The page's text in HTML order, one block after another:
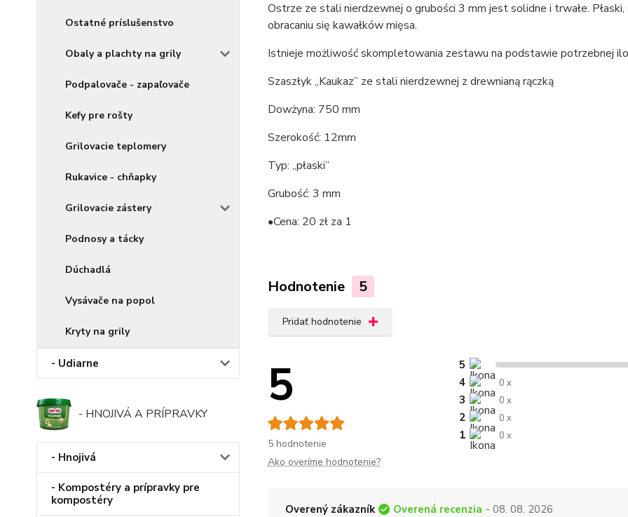
Ostatné príslušenstvo
Obaly a plachty na grily
Podpalovače - zapaľovače
Kefy pre rošty
Grilovacie teplomery
Rukavice - chňapky
Grilovacie zástery
Podnosy a tácky
Dúchadlá
Vysávače na popol
Kryty na grily
- Udiarne
- HNOJIVÁ A PRÍPRAVKY
- Hnojivá
- Kompostéry a prípravky pre
kompostéry
Ostrze ze stali nierdzewnej o grubości 3 mm jest solidne i trwałe.
obracaniu się kawałków mięsa.
Istnieje możliwość skompletowania zestawu na podstawie potrzebnej
Szaszłyk „Kaukaz” ze stali nierdzewnej z drewnianą rączką
Dowżyna: 750 mm
Szerokość: 12mm
Typ: „płaski”
Grubość: 3 mm
•Cena: 20 zł za 1
Hodnotenie 5
Pridať hodnotenie
5
5 hodnotenie
5
4
0 x
3 0 x
2 0 x
1 0 x
Ako overíme hodnotenie?
Overený zákazník Overená recenzia - 08. 08. 2026